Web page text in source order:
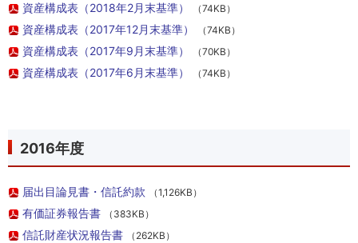
資産構成表（2018年2月末基準） （74KB）
資産構成表（2017年12月末基準） （74KB）
資産構成表（2017年9月末基準） （70KB）
資産構成表（2017年6月末基準） （74KB）
2016年度
届出目論見書・信託約款 （1,126KB）
有価証券報告書 （383KB）
信託財産状況報告書 （262KB）